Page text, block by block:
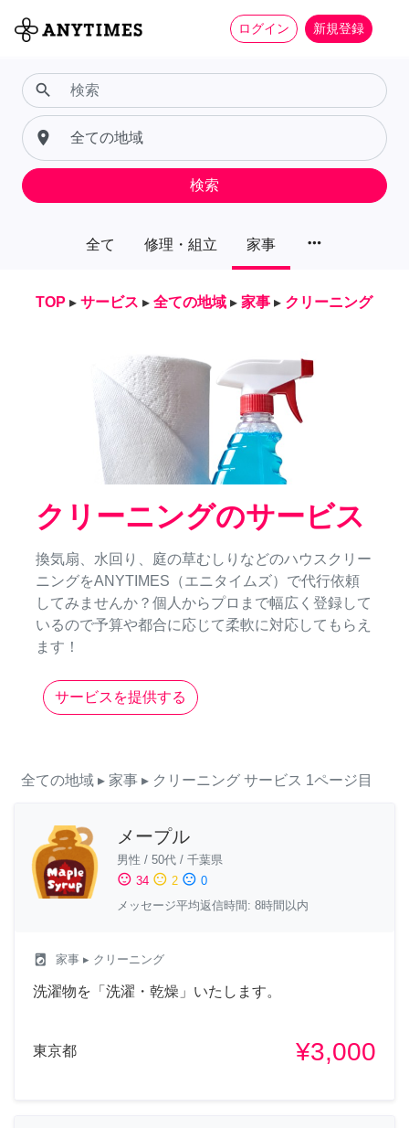
ログイン 新規登録
全て 修理・組立 家事 more_horiz
search
place
検索
TOP ▸ サービス ▸ 全ての地域 ▸ 家事 ▸ クリーニング
クリーニングのサービス
換気扇、水回り、庭の草むしりなどのハウスクリー
ニングをANYTIMES（エニタイムズ）で代行依頼
してみませんか？個人からプロまで幅広く登録して
いるので予算や都合に応じて柔軟に対応してもらえ
ます！
サービスを提供する
全ての地域 ▸ 家事 ▸ クリーニング サービス 1ページ目
メープル
男性 / 50代 / 千葉県
sentiment_satisfied 34 sentiment_neutral 2 sentiment_dissatisfied 0
メッセージ平均返信時間: 8時間以内
local_laundry_service 家事 ▸ クリーニング
洗濯物を「洗濯・乾燥」いたします。
東京都 ¥3,000